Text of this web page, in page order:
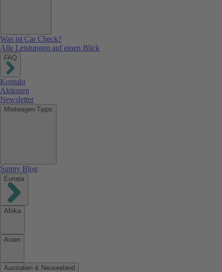
Was ist Car Check?
Alle Leistungen auf einen Blick
FAQ
Kontakt
Aktionen
Newsletter
Mietwagen-Tipps
Sunny Blog
Europa
Afrika
Asien
Australien & Neuseeland